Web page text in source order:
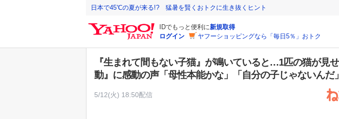
日本で45℃の夏が来る!? 猛暑を賢くおトクに生き抜くヒント
IDでもっと便利に新規取得
ログイン
ヤフーショッピングなら「毎日5％」おトク
『生まれて間もない子猫』が鳴いていると…1匹の猫が見
動』に感動の声「母性本能かな」「自分の子じゃないんだ
5/12(火) 18:50配信